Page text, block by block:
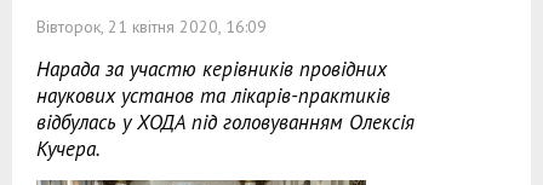
Вівторок, 21 квітня 2020, 16:09
Нарада за участю керівників провідних
наукових установ та лікарів-практиків
відбулась у ХОДА під головуванням Олексія
Кучера.